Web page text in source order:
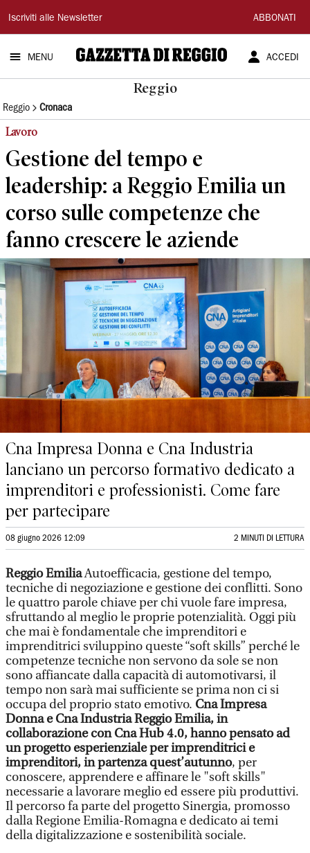
Gazzetta
di
Reggio
Iscriviti alle Newsletter ABBONATI
MENU ACCEDI
Reggio
Reggio Cronaca
Lavoro
Gestione del tempo e
leadership: a Reggio Emilia un
corso sulle competenze che
fanno crescere le aziende
Cna Impresa Donna e Cna Industria
lanciano un percorso formativo dedicato a
imprenditori e professionisti. Come fare
per partecipare
08 giugno 2026 12:09 2 MINUTI DI LETTURA
Reggio EmiliaAutoefficacia, gestione del tempo,
tecniche di negoziazione e gestione dei conflitti. Sono
le quattro parole chiave per chi vuole fare impresa,
sfruttando al meglio le proprie potenzialità. Oggi più
che mai è fondamentale che imprenditori e
imprenditrici sviluppino queste “soft skills” perché le
competenze tecniche non servono da sole se non
sono affiancate dalla capacità di automotivarsi, il
tempo non sarà mai sufficiente se prima non ci si
occupa del proprio stato emotivo. Cna Impresa
Donna e Cna Industria Reggio Emilia, in
collaborazione con Cna Hub 4.0, hanno pensato ad
un progetto esperienziale per imprenditrici e
imprenditori, in partenza quest’autunno, per
conoscere, apprendere e affinare le "soft skills"
necessarie a lavorare meglio ed essere più produttivi.
Il percorso fa parte del progetto Sinergia, promosso
dalla Regione Emilia-Romagna e dedicato ai temi
della digitalizzazione e sostenibilità sociale.